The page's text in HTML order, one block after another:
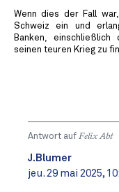
Wenn dies der Fall
Schweiz ein und
Banken,
seinen teuren Krieg zu
Antwort auf Felix Abt
J.Blumer
jeu. 29 mai 2025,